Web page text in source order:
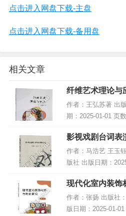
点击进入网盘下载-主盘
点击进入网盘下载-备用盘
相关文章
纤维艺术理论与
载,网盘资源
作者：王弘苏著 出
期：2025-01-01 页
电子书大小：
介 该书结...
影视戏剧台词表
载,网盘资源
作者：马浩艺 王玉
版社 出版日期：
7547065402 电子书
格式] 内...
现代化室内装饰
电子书网盘下载
作者：张扬 出版社
版日期：2025-01-